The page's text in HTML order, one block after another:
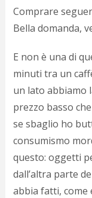
Comprare
Bella domanda,
E non è una di
minuti tra un
un lato abbiamo
prezzo basso
se sbaglio ho
consumismo
questo: oggetti
dall’altra parte
abbia fatti, come